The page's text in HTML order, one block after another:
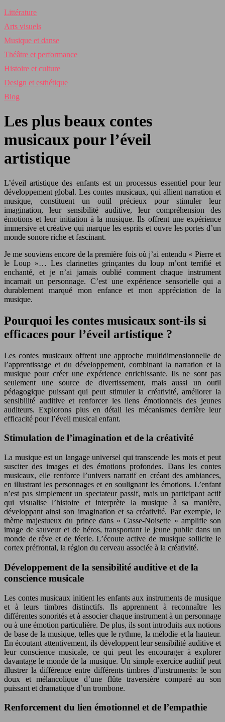
Littérature
Arts visuels
Musique et danse
Théâtre et performance
Histoire et culture
Design et esthétique
Blog
Les plus beaux contes
musicaux pour l’éveil
artistique
L’éveil artistique des enfants est un processus essentiel pour leur
développement global. Les contes musicaux, qui allient narration et
musique, constituent un outil précieux pour stimuler leur
imagination, leur sensibilité auditive, leur compréhension des
émotions et leur initiation à la musique. Ils offrent une expérience
immersive et créative qui marque les esprits et ouvre les portes d’un
monde sonore riche et fascinant.
Je me souviens encore de la première fois où j’ai entendu « Pierre et
le Loup »… Les clarinettes grinçantes du loup m’ont terrifié et
enchanté, et je n’ai jamais oublié comment chaque instrument
incarnait un personnage. C’est une expérience sensorielle qui a
durablement marqué mon enfance et mon appréciation de la
musique.
Pourquoi les contes musicaux sont-ils si
efficaces pour l’éveil artistique ?
Les contes musicaux offrent une approche multidimensionnelle de
l’apprentissage et du développement, combinant la narration et la
musique pour créer une expérience enrichissante. Ils ne sont pas
seulement une source de divertissement, mais aussi un outil
pédagogique puissant qui peut stimuler la créativité, améliorer la
sensibilité auditive et renforcer les liens émotionnels des jeunes
auditeurs. Explorons plus en détail les mécanismes derrière leur
efficacité pour l’éveil musical enfant.
Stimulation de l’imagination et de la créativité
La musique est un langage universel qui transcende les mots et peut
susciter des images et des émotions profondes. Dans les contes
musicaux, elle renforce l’univers narratif en créant des ambiances,
en illustrant les personnages et en soulignant les émotions. L’enfant
n’est pas simplement un spectateur passif, mais un participant actif
qui visualise l’histoire et interprète la musique à sa manière,
développant ainsi son imagination et sa créativité. Par exemple, le
thème majestueux du prince dans « Casse-Noisette » amplifie son
image de sauveur et de héros, transportant le jeune public dans un
monde de rêve et de féerie. L’écoute active de musique sollicite le
cortex préfrontal, la région du cerveau associée à la créativité.
Développement de la sensibilité auditive et de la
conscience musicale
Les contes musicaux initient les enfants aux instruments de musique
et à leurs timbres distinctifs. Ils apprennent à reconnaître les
différentes sonorités et à associer chaque instrument à un personnage
ou à une émotion particulière. De plus, ils sont introduits aux notions
de base de la musique, telles que le rythme, la mélodie et la hauteur.
En écoutant attentivement, ils développent leur sensibilité auditive et
leur conscience musicale, ce qui peut les encourager à explorer
davantage le monde de la musique. Un simple exercice auditif peut
illustrer la différence entre différents timbres d’instruments: le son
doux et mélancolique d’une flûte traversière comparé au son
puissant et dramatique d’un trombone.
Renforcement du lien émotionnel et de l’empathie